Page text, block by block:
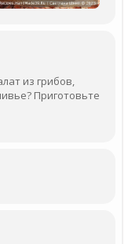
из грибов,
Приготовьте